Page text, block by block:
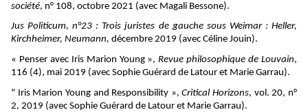
société, n° 108, octobre 2021 (avec Magali Bessone).
Jus Politicum, n°23 : Trois juristes de gauche sous Weimar : Heller,
Kirchheimer, Neumann, décembre 2019 (avec Céline Jouin).
« Penser avec Iris Marion Young »,Revue philosophique de Louvain,
116 (4), mai 2019 (avec Sophie Guérard de Latour et Marie Garrau).
" Iris Marion Young and Responsibility »,Critical Horizons, vol. 20, n°
2, 2019 (avec Sophie Guérard de Latour et Marie Garrau).